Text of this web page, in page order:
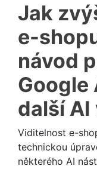
Jak
e-
návod
Google
další AI
Viditelnost e-
technickou
některého AI